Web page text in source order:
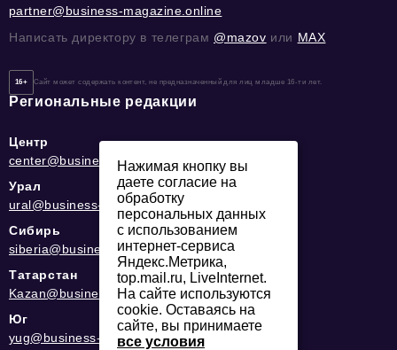
partner@business-magazine.online
Написать директору в телеграм @mazov или MAX
16+ Сайт может содержать контент, не предназначенный для лиц младше 16-ти лет.
Региональные редакции
Центр
center@business-magazine.online
Урал
ural@business-magazine.online
Сибирь
siberia@business-magazine.online
Татарстан
Kazan@business-magazine.online
Юг
yug@business-magazine.online
Нажимая кнопку вы
даете согласие на
обработку
персональных данных
с использованием
интернет-сервиса
Яндекс.Метрика,
top.mail.ru, LiveInternet.
На сайте используются
cookie. Оставаясь на
сайте, вы принимаете
все условия